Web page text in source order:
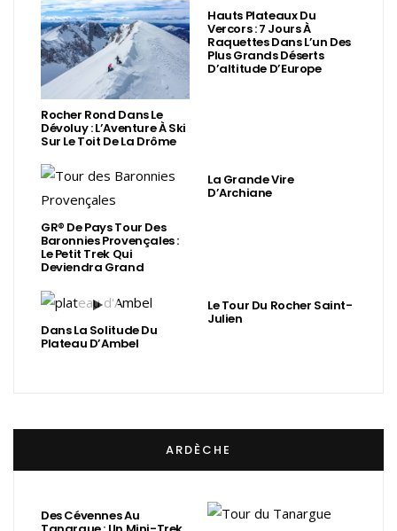
Rocher Rond Dans Le
Dévoluy : L’Aventure À Ski
Sur Le Toit De La Drôme
Hauts Plateaux Du
Vercors : 7 Jours À
Raquettes Dans L’un Des
Plus Grands Déserts
D’altitude D’Europe
GR® De Pays Tour Des
Baronnies Provençales :
Le Petit Trek Qui
Deviendra Grand
La Grande Vire
D’Archiane
Dans La Solitude Du
Plateau D’Ambel
Le Tour Du Rocher Saint-
Julien
ARDÈCHE
Des Cévennes Au